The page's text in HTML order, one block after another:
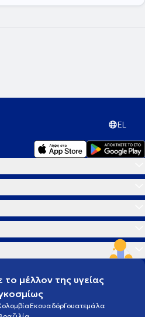
EL
μέλλον της υγείας
ΕκουαδόρΓουατεμάλα